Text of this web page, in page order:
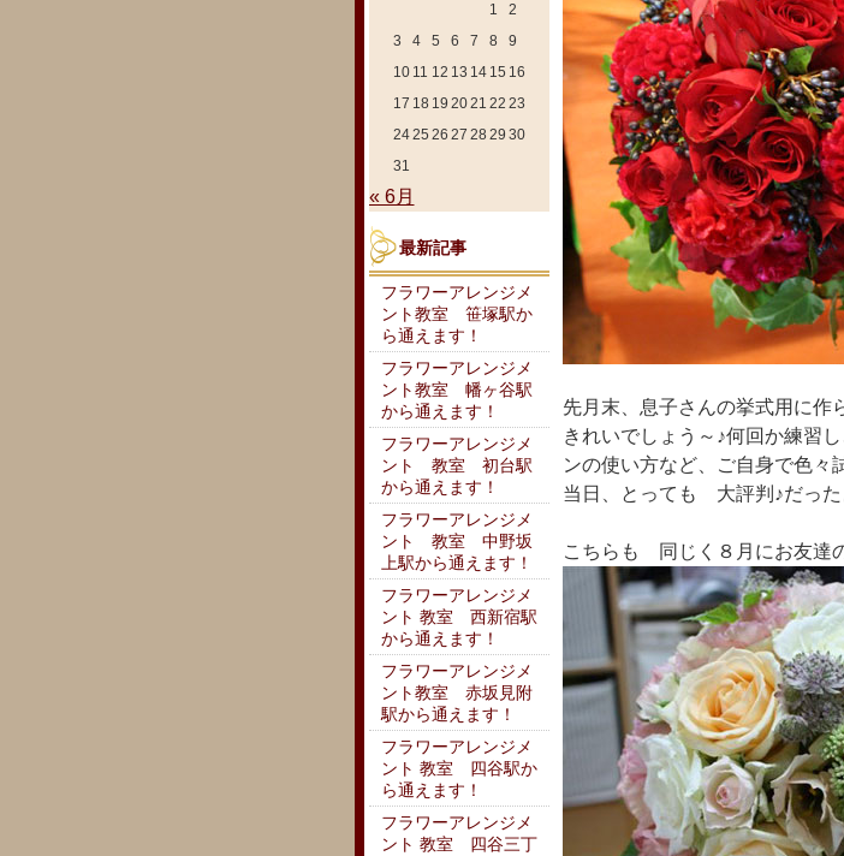
先月末、息子さんの挙式用に
きれいでしょう～♪何回か練習
ンの使い方など、ご自身で色
当日、とっても 大評判♪だっ
こちらも 同じく８月にお友達
1
2
3
4 5 6 7 8
9
10 11 12 13 14 15 16
17 18 19 2021 22 23
2425 26 27 28 29 30
31
« 6月
最新記事
フラワーアレンジメ
ント教室 笹塚駅か
ら通えます！
フラワーアレンジメ
ント教室 幡ヶ谷駅
から通えます！
フラワーアレンジメ
ント 教室 初台駅
から通えます！
フラワーアレンジメ
ント 教室 中野坂
上駅から通えます！
フラワーアレンジメ
ント 教室 西新宿駅
から通えます！
フラワーアレンジメ
ント教室 赤坂見附
駅から通えます！
フラワーアレンジメ
ント 教室 四谷駅か
ら通えます！
フラワーアレンジメ
ント 教室 四谷三丁